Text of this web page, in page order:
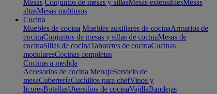
Mesas Conjuntos de mesas y sillasMesas extensiblesMesas
altasMesas multiusos
Cocina
Muebles de cocina Muebles auxiliares de cocinaArmarios de
cocinaConjuntos de mesas y sillas de cocinaMesas de
cocinaSillas de cocinaTaburetes de cocinaCocinas
modularesCocinas completas
Cocinas a medida
Accesorios de cocina MenajeServicio de
mesaCuberteríaCuchillos para chefVinos y
licoresBotellasUtensilios de cocinaVajillaBandejas